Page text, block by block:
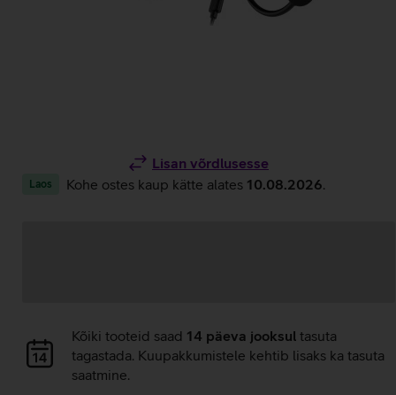
Lisan võrdlusesse
Laos Kohe ostes kaup kätte alates 10.08.2026
laadimine
Andmete
laadimine
Kõiki tooteid saad 14 päeva jooksul tasuta
tagastada. Kuupakkumistele kehtib lisaks ka tasuta
saatmine.